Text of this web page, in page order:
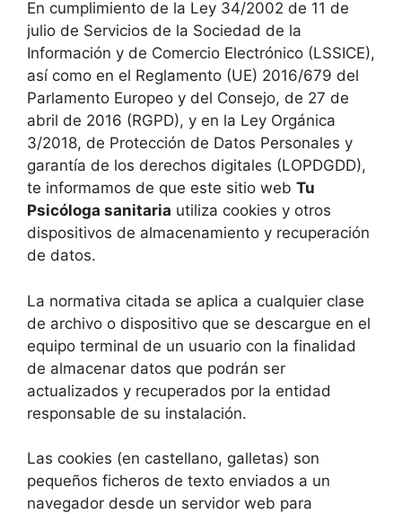
En cumplimiento de la Ley 34/2002 de 11 de
julio de Servicios de la Sociedad de la
Información y de Comercio Electrónico (LSSICE),
así como en el Reglamento (UE) 2016/679 del
Parlamento Europeo y del Consejo, de 27 de
abril de 2016 (RGPD), y en la Ley Orgánica
3/2018, de Protección de Datos Personales y
garantía de los derechos digitales (LOPDGDD),
te informamos de que este sitio web Tu
Psicóloga sanitaria utiliza cookies y otros
dispositivos de almacenamiento y recuperación
de datos.
La normativa citada se aplica a cualquier clase
de archivo o dispositivo que se descargue en el
equipo terminal de un usuario con la finalidad
de almacenar datos que podrán ser
actualizados y recuperados por la entidad
responsable de su instalación.
Las cookies (en castellano, galletas) son
pequeños ficheros de texto enviados a un
navegador desde un servidor web para